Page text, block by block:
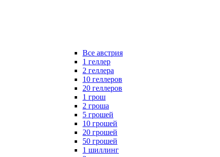
Все австрия
1 геллер
2 геллера
10 геллеров
20 геллеров
1 грош
2 гроша
5 грошей
10 грошей
20 грошей
50 грошей
1 шиллинг